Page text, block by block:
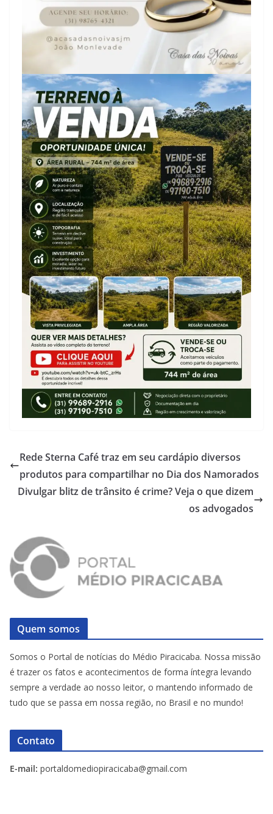
Rede Sterna Café traz em seu cardápio diversos
produtos para compartilhar no Dia dos Namorados
Divulgar blitz de trânsito é crime? Veja o que dizem
os advogados
Quem somos
Somos o Portal de notícias do Médio Piracicaba. Nossa missão
é trazer os fatos e acontecimentos de forma íntegra levando
sempre a verdade ao nosso leitor, o mantendo informado de
tudo que se passa em nossa região, no Brasil e no mundo!
Contato
E-mail: portaldomediopiracicaba@gmail.com